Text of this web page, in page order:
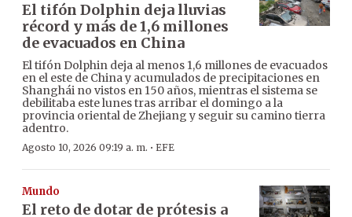
El tifón Dolphin deja lluvias
récord y más de 1,6 millones
de evacuados en China
El tifón Dolphin deja al menos 1,6 millones de evacuados
en el este de China y acumulados de precipitaciones en
Shanghái no vistos en 150 años, mientras el sistema se
debilitaba este lunes tras arribar el domingo a la
provincia oriental de Zhejiang y seguir su camino tierra
adentro.
Agosto 10, 2026 09:19 a. m. · EFE
Mundo
El reto de dotar de prótesis a